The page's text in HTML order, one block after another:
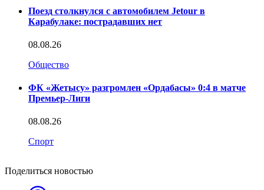
Поезд столкнулся с автомобилем Jetour в
Карабулаке: пострадавших нет
08.08.26
Общество
ФК «Жетысу» разгромлен «Ордабасы» 0:4 в матче
Премьер-Лиги
08.08.26
Спорт
Поделиться новостью